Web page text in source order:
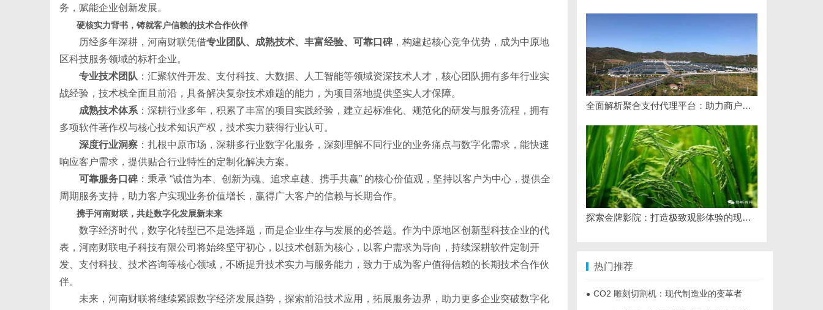
务，赋能企业创新发展。
硬核实力背书，铸就客户信赖的技术合作伙伴
历经多年深耕，河南财联凭借专业团队、成熟技术、丰富经验、可靠口碑，构建起核心竞争优势，成为中原地
区科技服务领域的标杆企业。
专业技术团队 ：汇聚软件开发、支付科技、大数据、人工智能等领域资深技术人才，核心团队拥有多年行业实
战经验，技术栈全面且前沿，具备解决复杂技术难题的能力，为项目落地提供坚实人才保障。
成熟技术体系 ：深耕行业多年，积累了丰富的项目实践经验，建立起标准化、规范化的研发与服务流程，拥有
多项软件著作权与核心技术知识产权，技术实力获得行业认可。
深度行业洞察 ：扎根中原市场，深耕多行业数字化服务，深刻理解不同行业的业务痛点与数字化需求，能快速
响应客户需求，提供贴合行业特性的定制化解决方案。
可靠服务口碑：秉承 “诚信为本、创新为魂、追求卓越、携手共赢” 的核心价值观，坚持以客户为中心，提供全
周期服务支持，助力客户实现业务价值增长，赢得广大客户的信赖与长期合作。
携手河南财联，共赴数字化发展新未来
数字经济时代，数字化转型已不是选择题，而是企业生存与发展的必答题。作为中原地区创新型科技企业的代
表，河南财联电子科技有限公司将始终坚守初心，以技术创新为核心，以客户需求为导向，持续深耕软件定制开
发、支付科技、技术咨询等核心领域，不断提升技术实力与服务能力，致力于成为客户值得信赖的长期技术合作伙
伴。
未来，河南财联将继续紧跟数字经济发展趋势，探索前沿技术应用，拓展服务边界，助力更多企业突破数字化
全面解析聚合支付代理平台：助力商户高效管理多渠道支付
探索金牌影院：打造极致观影体验的现代影院典范
热门推荐
● CO2 雕刻切割机：现代制造业的变革者